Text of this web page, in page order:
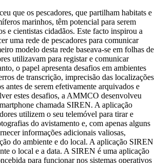
que os pescadores, que partilham habitats e
marinhos, têm potencial para serem
e cientistas cidadãos. Este facto inspirou a
uma rede de pescadores para comunicar
modelo desta rede baseava-se em folhas de
utilizavam para registar e comunicar
o papel apresenta desafios em ambientes
de transcrição, imprecisão das localizações
antes de serem efetivamente arquivados e
estes desafios, a AMMCO desenvolveu
chamada SIREN. A aplicação
utilizem o seu telemóvel para tirar e
do avistamento e, com apenas alguns
informações adicionais valiosas,
do ambiente e do local. A aplicação SIREN
o local e a data. A SIREN é uma aplicação
para funcionar nos sistemas operativos